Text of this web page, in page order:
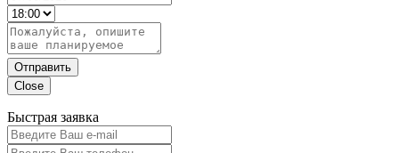
Отправить
Close
Быстрая заявка